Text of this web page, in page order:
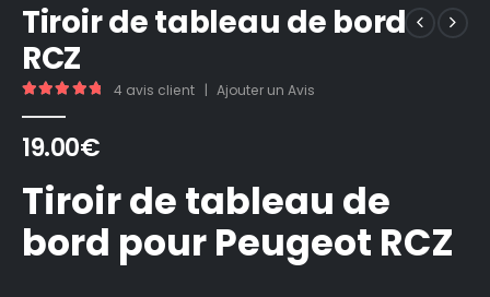
Tiroir de tableau de bord
RCZ
4 avis client | Ajouter un Avis
19.00€
Tiroir de tableau de
bord pour Peugeot RCZ